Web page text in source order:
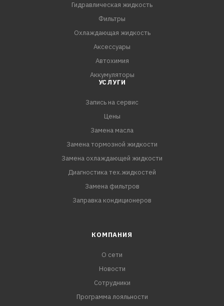
Гидравлическая жидкость
Фильтры
Охлаждающая жидкость
Аксессуары
Автохимия
Аккумуляторы
УСЛУГИ
Запись на сервис
Цены
Замена масла
Замена тормозной жидкости
Замена охлаждающей жидкости
Диагностика тех.жидкостей
Замена фильтров
Заправка кондиционеров
КОМПАНИЯ
О сети
Новости
Сотрудники
Программа лояльности